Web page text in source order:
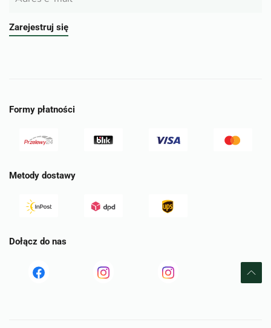
Zarejestruj się
Formy płatności
Metody dostawy
Dołącz do nas